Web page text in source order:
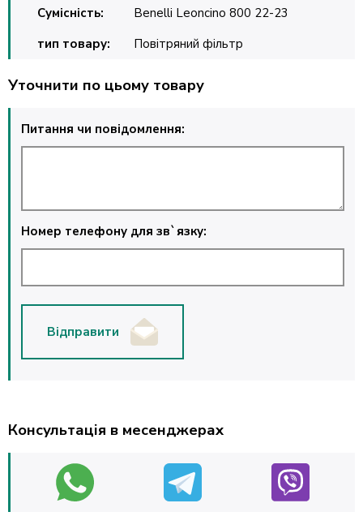
Сумісність:
Benelli Leoncino 800 22-23
тип товару:
Повітряний фільтр
Уточнити по цьому товару
Питання чи повідомлення:
Номер телефону для зв`язку:
Відправити
Консультація в месенджерах